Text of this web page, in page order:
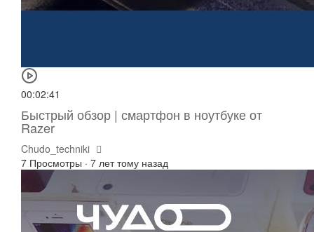
00:02:41
Быстрый обзор | смартфон в ноутбуке от
Razer
Chudo_techniki
7 Просмотры · 7 лет тому назад